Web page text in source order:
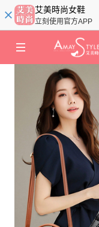
艾美時尚女鞋
立刻使用官方APP